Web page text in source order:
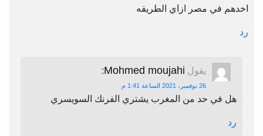
اخدهم في مصر ازاي الطريقه
رد
يقول Mohmed moujahi
:
26 نوفمبر، 2021 الساعة 1:41 م
هل في حد من المغرب يشتري الفرنك السويسري
رد